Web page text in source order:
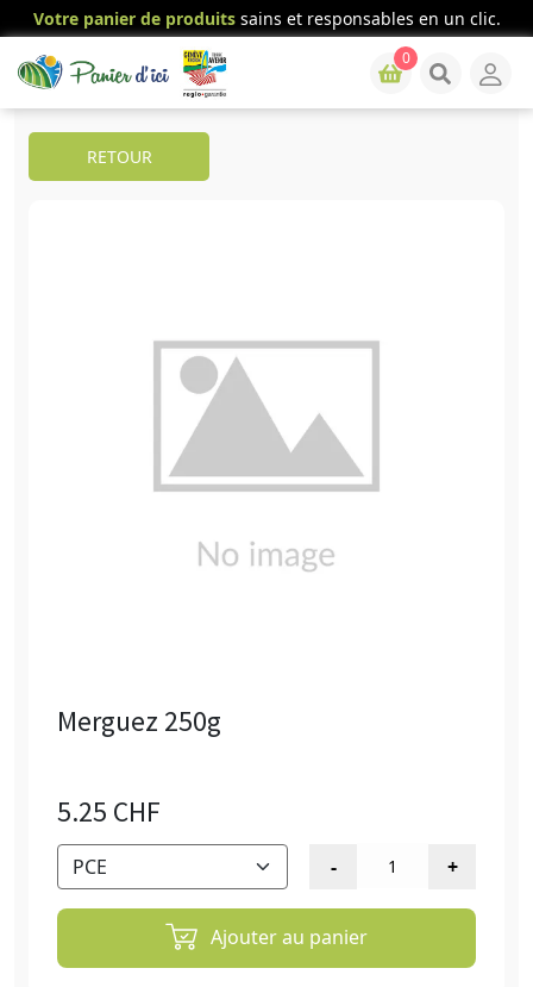
Votre panier de produitssains et responsables en un clic.
0
RETOUR
Merguez 250g
5.25 CHF
Ajouter au panier